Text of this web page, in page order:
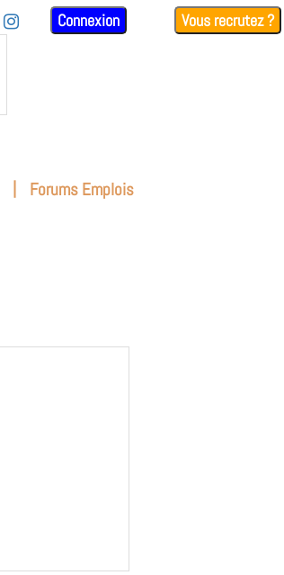
 Connexion Vous recrutez ?
| Forums Emplois